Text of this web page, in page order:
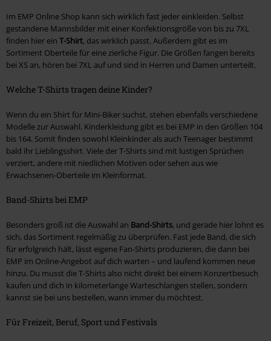
Im EMP Online Shop kann sich wirklich fast jeder einkleiden. Selbst
gestandene Mannsbilder mit einer Konfektionsgröße von bis zu 7XL
finden hier ein T-Shirt, das wirklich passt. Außerdem gibt es im
Sortiment Oberteile für eine zierliche Figur. Die Größen fangen bereits
bei XS an, hören bei 7XL auf und sind in Herren und Damen unterteilt.
Welche T-Shirts tragen deine Kinder?
Wenn du ein Shirt für Mini-Biker suchst, stehen ebenfalls verschiedene
Modelle zur Auswahl. Kinderkleidung gibt es bei EMP in den Größen 104
bis 164. Somit finden sowohl Kleinkinder als auch Teenager bestimmt
bald ihr Lieblingsshirt. Viele der T-Shirts sind mit lustigen Sprüchen
verziert, andere mit niedlichen Motiven oder sehen aus wie
Erwachsenen-Oberteile im Kleinformat.
Band-Shirts bei EMP
Besonders groß ist die Auswahl an Band-Shirts, und gerade hier lohnt es
sich, das Sortiment regelmäßig zu überprüfen. Fast jede Band, die sich
für erfolgreich hält, lässt eigene Fan-Shirts produzieren, die dann bei
EMP im Online-Angebot auf dich warten – und laufend kommen neue
hinzu. Du musst die T-Shirts also nicht direkt bei einem Konzertbesuch
kaufen und dich in kilometerlange Warteschlangen stellen, sondern
kannst sie bei uns bestellen, wann immer du möchtest.
Für Freizeit, Beruf, Sport und Festivals